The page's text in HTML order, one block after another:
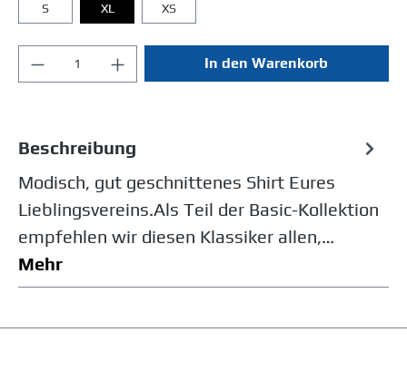
S XL XS
In den Warenkorb
Beschreibung
Modisch, gut geschnittenes Shirt Eures
Lieblingsvereins.Als Teil der Basic-Kollektion
empfehlen wir diesen Klassiker allen,…
Mehr